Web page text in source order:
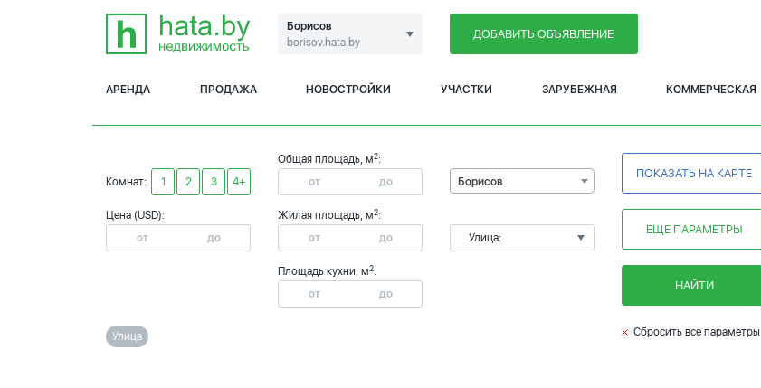
Борисов
borisov.hata.by
ДОБАВИТЬ ОБЪЯВЛЕНИЕ
АРЕНДА ПРОДАЖА НОВОСТРОЙКИ УЧАСТКИ ЗАРУБЕЖНАЯ КОММЕРЧЕСКАЯ
Комнат: 1 2 3 4+
Цена (USD):
Общая площадь, м2:
Жилая площадь, м2:
Площадь кухни, м2:
Борисов
Улица:
ПОКАЗАТЬ НА КАРТЕ
ЕЩЕ ПАРАМЕТРЫ
НАЙТИ
Улица Сбросить все параметры